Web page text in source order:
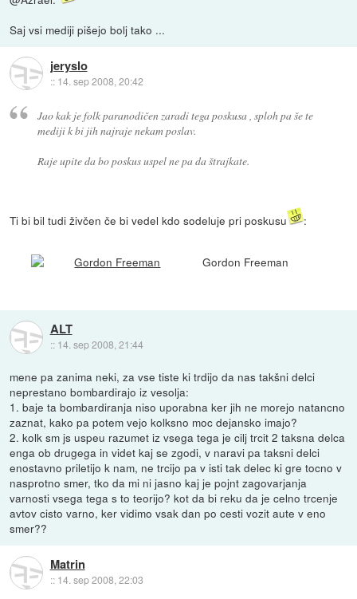
Saj vsi mediji pišejo bolj tako ...
jeryslo
:: 14. sep 2008, 20:42
Jao kak je folk paranodičen zaradi tega poskusa , sploh pa še te
mediji k bi jih najraje nekam poslav.
Raje upite da bo poskus uspel ne pa da štrajkate.
Ti bi bil tudi živčen če bi vedel kdo sodeluje pri poskusu :
Gordon Freeman
ALT
:: 14. sep 2008, 21:44
mene pa zanima neki, za vse tiste ki trdijo da nas takšni delci
neprestano bombardirajo iz vesolja:
1. baje ta bombardiranja niso uporabna ker jih ne morejo natancno
zaznat, kako pa potem vejo kolksno moc dejansko imajo?
2. kolk sm js uspeu razumet iz vsega tega je cilj trcit 2 taksna delca
enga ob drugega in videt kaj se zgodi, v naravi pa taksni delci
enostavno priletijo k nam, ne trcijo pa v isti tak delec ki gre tocno v
nasprotno smer, tko da mi ni jasno kaj je pojnt zagovarjanja
varnosti vsega tega s to teorijo? kot da bi reku da je celno trcenje
avtov cisto varno, ker vidimo vsak dan po cesti vozit aute v eno
smer??
Matrin
:: 14. sep 2008, 22:03